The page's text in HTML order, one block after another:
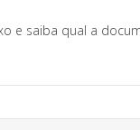
e saiba qual a